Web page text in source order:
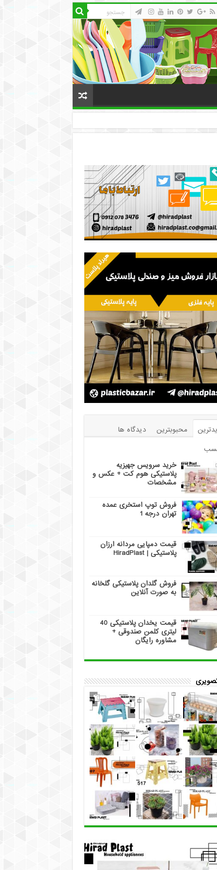
محبوبترین
دیدگاه ها
خرید سرویس جهیزیه
پلاستیکی هوم کت + عکس و
مشخصات
فروش توپ استخری عمده
تهران درجه 1
قیمت دمپایی مردانه ارزان
پلاستیکی | HiradPlast
فروش گلدان پلاستیکی گلخانه
به صورت آنلاین
قیمت یخدان پلاستیکی 40
لیتری کلمن صندوقی +
مشاوره رایگان